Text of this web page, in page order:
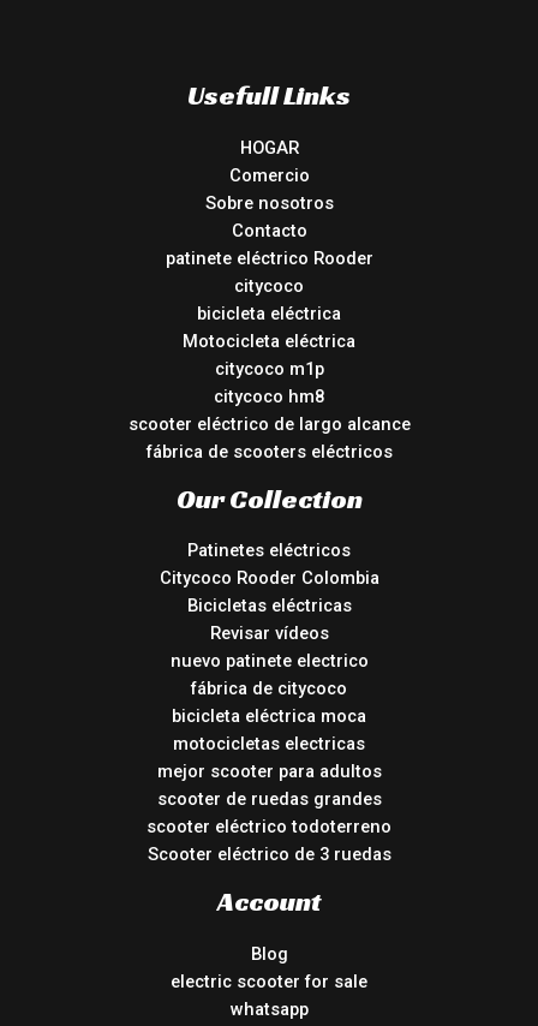
Usefull Links
HOGAR
Comercio
Sobre nosotros
Contacto
patinete eléctrico Rooder
citycoco
bicicleta eléctrica
Motocicleta eléctrica
citycoco m1p
citycoco hm8
scooter eléctrico de largo alcance
fábrica de scooters eléctricos
Our Collection
Patinetes eléctricos
Citycoco Rooder Colombia
Bicicletas eléctricas
Revisar vídeos
nuevo patinete electrico
fábrica de citycoco
bicicleta eléctrica moca
motocicletas electricas
mejor scooter para adultos
scooter de ruedas grandes
scooter eléctrico todoterreno
Scooter eléctrico de 3 ruedas
Account
Blog
electric scooter for sale
whatsapp